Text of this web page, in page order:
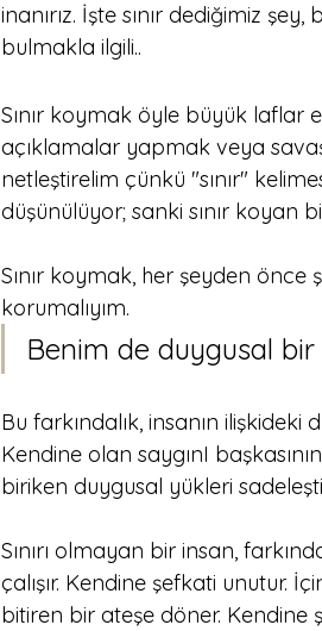
inanırız. İşte sınır dediğimiz
bulmakla ilgili..
Sınır koymak öyle büyük laflar
açıklamalar yapmak veya
netleştirelim çünkü "sınır"
düşünülüyor; sanki sınır koyan
Sınır koymak, her şeyden
korumalıyım.
Benim de duygusal bir
Bu farkındalık, insanın
Kendine olan saygınI
biriken duygusal yükleri
Sınırı olmayan bir insan,
çalışır. Kendine şefkati unutur.
bitiren bir ateşe döner. Kendine